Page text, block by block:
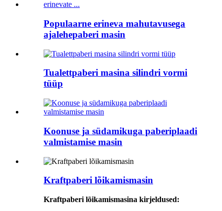
Populaarne erineva mahutavusega
ajalehepaberi masin
Tualettpaberi masina silindri vormi
tüüp
Koonuse ja südamikuga paberiplaadi
valmistamise masin
Kraftpaberi lõikamismasin
Kraftpaberi lõikamismasina kirjeldused: